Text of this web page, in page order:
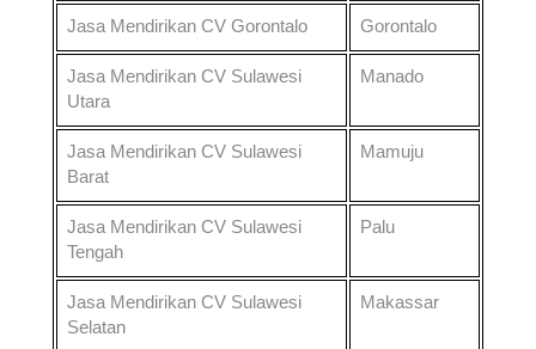
Jasa Mendirikan CVGorontalo Gorontalo
Jasa Mendirikan CV Sulawesi
Utara
Manado
Jasa Mendirikan CV Sulawesi
Barat
Mamuju
Jasa Mendirikan CV Sulawesi
Tengah
Palu
Jasa Mendirikan CV Sulawesi
Selatan
Makassar